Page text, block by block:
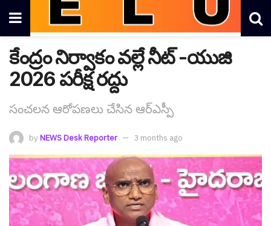
కేంద్రం నిర్వాకం వ‌ల్లే నీట్ -యుజి
2026 ప‌రీక్ష ర‌ద్దు
సంచ‌ల‌న ఆరోప‌ణ‌లు చేసిన ఆర్ఎస్పీ
by NEWS Desk Reporter 3 months ago